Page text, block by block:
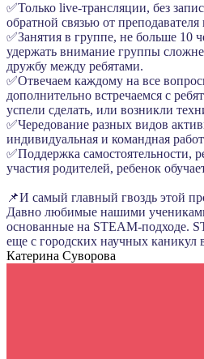
✅Только live-трансляции, без
обратной связью от
✅Занятия в группе, не больше 10
удержать внимание группы
дружбу между ребятами.
✅Отвечаем каждому на все
дополнительно встречаемся с
успели сделать, или возникли
✅Чередование разных видов
индивидуальная и командная
✅Поддержка самостоятельности,
участия родителей, ребенок
📌И самый главный гвоздь этой
Давно любимые нашими
основанные на STEAM-подходе.
еще с городских научных
Катерина Суворова